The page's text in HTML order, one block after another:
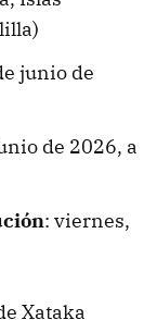
junio de
de 2026, a
: viernes,
Xataka